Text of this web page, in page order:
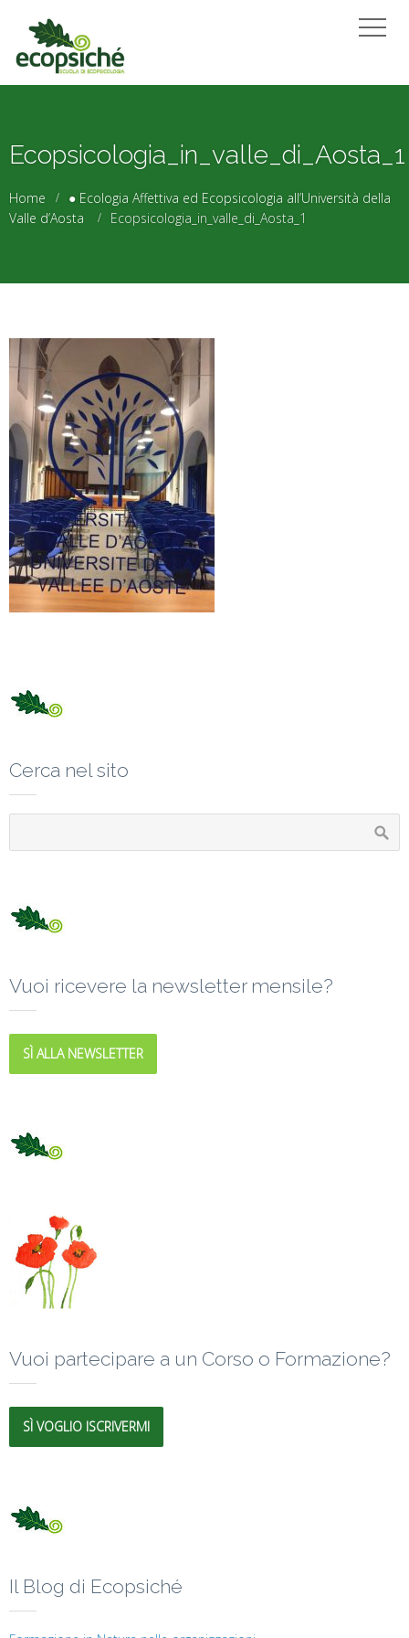
Ecopsicologia_in_valle_di_Aosta_1
Home
● Ecologia Affettiva ed Ecopsicologia all’Università della
Valle d’Aosta
Ecopsicologia_in_valle_di_Aosta_1
Cerca nel sito
Vuoi ricevere la newsletter mensile?
SÌ ALLA NEWSLETTER
Vuoi partecipare a un Corso o Formazione?
SÌ VOGLIO ISCRIVERMI
Il Blog di Ecopsiché